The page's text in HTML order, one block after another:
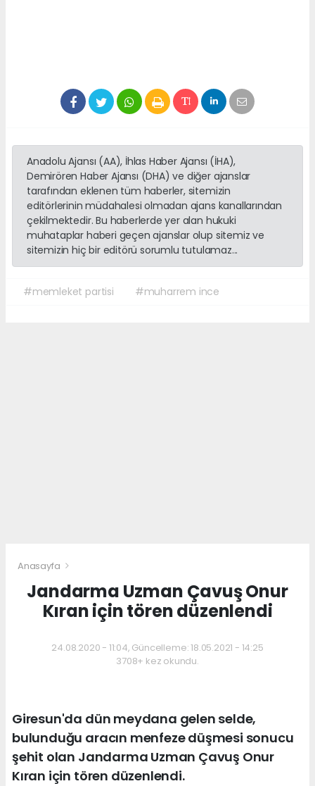
Anadolu Ajansı (AA), İhlas Haber Ajansı (İHA),
Demirören Haber Ajansı (DHA) ve diğer ajanslar
tarafından eklenen tüm haberler, sitemizin
editörlerinin müdahalesi olmadan ajans kanallarından
çekilmektedir. Bu haberlerde yer alan hukuki
muhataplar haberi geçen ajanslar olup sitemiz ve
sitemizin hiç bir editörü sorumlu tutulamaz...
#memleket partisi #muharrem ince
Anasayfa
Jandarma Uzman Çavuş Onur
Kıran için tören düzenlendi
24.08.2020 - 11:04, Güncelleme: 18.05.2021 - 14:25
3708+ kez okundu.
Giresun'da dün meydana gelen selde,
bulunduğu aracın menfeze düşmesi sonucu
şehit olan Jandarma Uzman Çavuş Onur
Kıran için tören düzenlendi.